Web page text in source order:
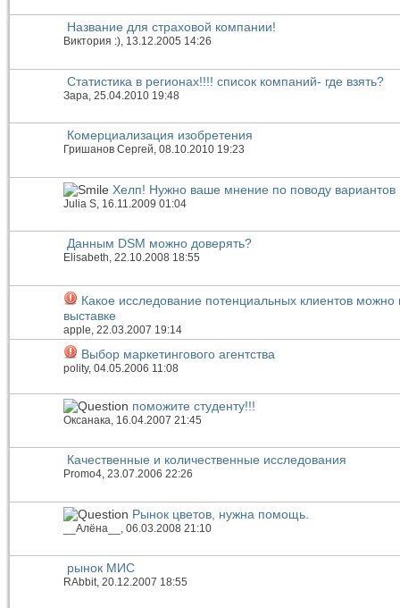
Название для страховой компании!
Виктория :), 13.12.2005 14:26
Статистика в регионах!!!! список компаний- где взять?
Зара , 25.04.2010 19:48
Комерциализация изобретения
Гришанов Сергей, 08.10.2010 19:23
Хелп! Нужно ваше мнение по поводу вариантов
Julia S , 16.11.2009 01:04
Данным DSM можно доверять?
Elisabeth, 22.10.2008 18:55
Какое исследование потенциальных клиентов можно
выставке
apple , 22.03.2007 19:14
Выбор маркетингового агентства
polity, 04.05.2006 11:08
поможите студенту!!!
Оксанака , 16.04.2007 21:45
Качественные и количественные исследования
Promo4, 23.07.2006 22:26
Рынок цветов, нужна помощь.
__Алёна__ , 06.03.2008 21:10
рынок МИС
RAbbit, 20.12.2007 18:55